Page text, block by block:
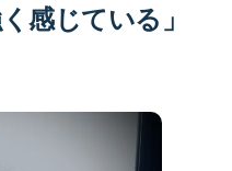
感じている」